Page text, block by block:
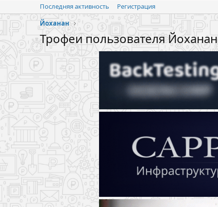
Последняя активность
Регистрация
Йоханан
Трофеи пользователя Йоханан